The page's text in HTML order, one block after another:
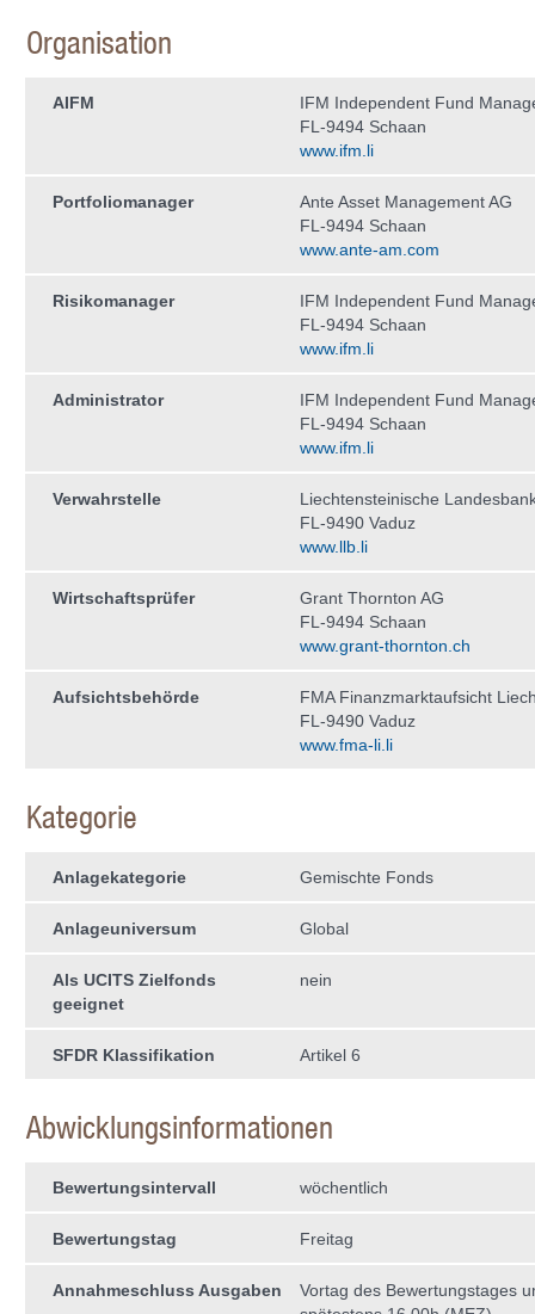
Organisation
AIFM
IFM Independent Fund
FL-9494 Schaan
www.ifm.li
Portfoliomanager
Ante Asset Management AG
FL-9494 Schaan
www.ante-am.com
Risikomanager
IFM Independent Fund
FL-9494 Schaan
www.ifm.li
Administrator
IFM Independent Fund
FL-9494 Schaan
www.ifm.li
Verwahrstelle
Liechtensteinische
FL-9490 Vaduz
www.llb.li
Wirtschaftsprüfer
Grant Thornton AG
FL-9494 Schaan
www.grant-thornton.ch
Aufsichtsbehörde
FMA Finanzmarktaufsicht
FL-9490 Vaduz
www.fma-li.li
Kategorie
Anlagekategorie Gemischte Fonds
Anlageuniversum Global
Als UCITS Zielfonds
geeignet
nein
SFDR Klassifikation Artikel 6
Abwicklungsinformationen
Bewertungsintervall wöchentlich
Bewertungstag Freitag
Annahmeschluss Ausgaben
Vortag des Bewertungstages